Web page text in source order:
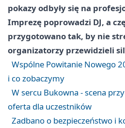
pokazy odbyły się na
Imprezę poprowadzi DJ, a
przygotowano tak, by nie
organizatorzy przewidzieli
Wspólne Powitanie Nowego
i co zobaczymy
W sercu Bukowna - scena
oferta dla uczestników
Zadbano o bezpieczeństwo i